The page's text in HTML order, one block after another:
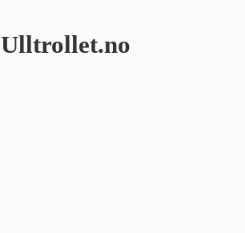
Ulltrollet.no